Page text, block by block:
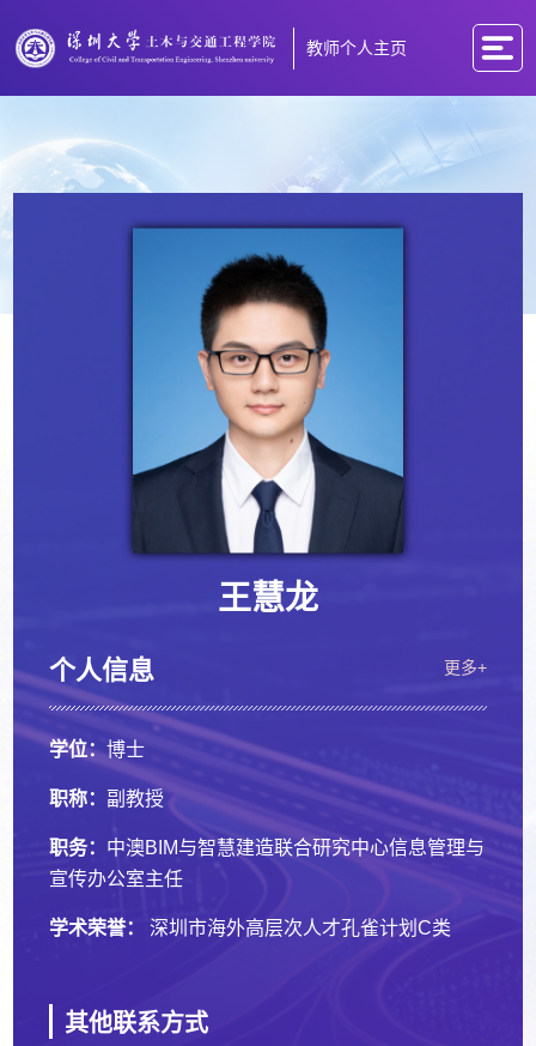
教师个人主页
王慧龙
个人信息 更多+
学位：博士
职称： 副教授
职务： 中澳BIM与智慧建造联合研究中心信息管理与
宣传办公室主任
学术荣誉： 深圳市海外高层次人才孔雀计划C类
其他联系方式